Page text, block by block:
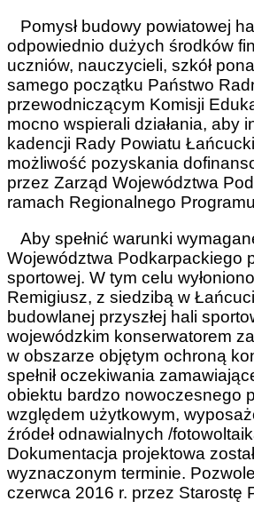
Pomysł budowy powiatowej
odpowiednio dużych środków
uczniów, nauczycieli, szkół
samego początku Państwo
przewodniczącym Komisji
mocno wspierali działania, aby
kadencji Rady Powiatu
możliwość pozyskania
przez Zarząd Województwa
ramach Regionalnego
Aby spełnić warunki
Województwa Podkarpackiego
sportowej. W tym celu
Remigiusz, z siedzibą w
budowlanej przyszłej hali
wojewódzkim konserwatorem
w obszarze objętym ochroną
spełnił oczekiwania
obiektu bardzo nowoczesnego
względem użytkowym,
źródeł odnawialnych /
Dokumentacja projektowa
wyznaczonym terminie.
czerwca 2016 r. przez Starostę